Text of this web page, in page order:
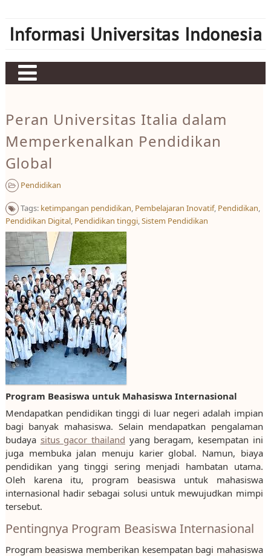
content
Informasi Universitas Indonesia
Judi bola
Sbobet
Mahjong Ways 2
Server Kamboja
Server Thailand
bonus new member
Peran Universitas Italia dalam
Memperkenalkan Pendidikan
Global
Pendidikan
Tags: ketimpangan pendidikan, Pembelajaran Inovatif, Pendidikan,
Pendidikan Digital, Pendidikan tinggi,Sistem Pendidikan
Program Beasiswa untuk Mahasiswa Internasional
Mendapatkan pendidikan tinggi di luar negeri adalah impian
bagi banyak mahasiswa. Selain mendapatkan pengalaman
budaya situs gacor thailand yang beragam, kesempatan ini
juga membuka jalan menuju karier global. Namun, biaya
pendidikan yang tinggi sering menjadi hambatan utama.
Oleh karena itu, program beasiswa untuk mahasiswa
internasional hadir sebagai solusi untuk mewujudkan mimpi
tersebut.
Pentingnya Program Beasiswa Internasional
Program beasiswa memberikan kesempatan bagi mahasiswa